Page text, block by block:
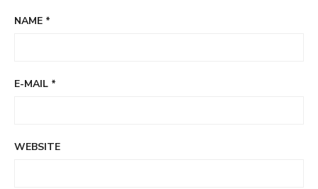
NAME *
E-MAIL *
WEBSITE